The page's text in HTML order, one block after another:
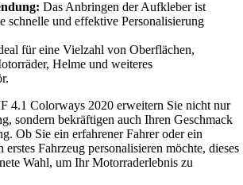
Das Anbringen der Aufkleber ist
schnelle und effektive Personalisierung
für eine Vielzahl von Oberflächen,
Helme und weiteres
4.1 Colorways 2020 erweitern Sie nicht nur
sondern bekräftigen auch Ihren Geschmack
Ob Sie ein erfahrener Fahrer oder ein
Fahrzeug personalisieren möchte, dieses
Wahl, um Ihr Motorraderlebnis zu